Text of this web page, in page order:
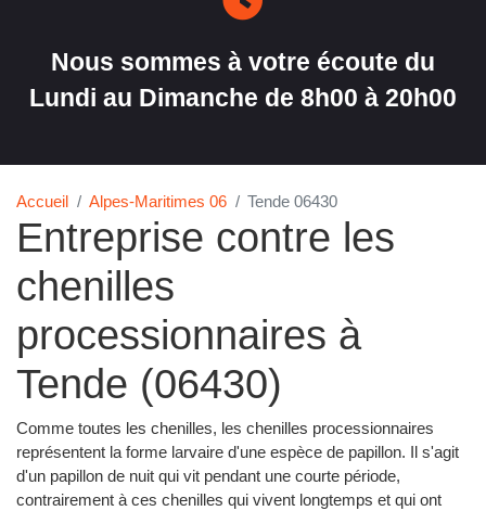
Nous sommes à votre écoute du
Lundi au Dimanche de 8h00 à 20h00
Accueil Alpes-Maritimes 06 Tende 06430
Entreprise contre les
chenilles
processionnaires à
Tende (06430)
Comme toutes les chenilles, les chenilles processionnaires
représentent la forme larvaire d'une espèce de papillon. Il s'agit
d'un papillon de nuit qui vit pendant une courte période,
contrairement à ces chenilles qui vivent longtemps et qui ont